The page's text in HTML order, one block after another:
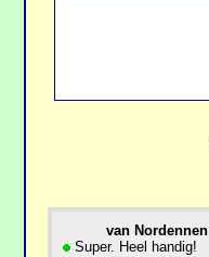
van Nordennen
Super. Heel handig!